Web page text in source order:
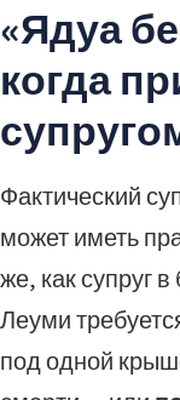
«Ядуа
когда
Фактический
может иметь
же, как супруг
Леуми
под одной